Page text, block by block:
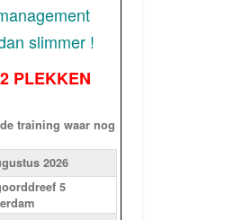
slimmer !
PLEKKEN
training waar nog
2026
5